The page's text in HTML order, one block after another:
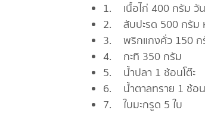
1. เนื้อไก่ 400 กรัม วัน
2. สับปะรด 500 กรัม
3. พริกแกงคั่ว 150 กรั
4. กะทิ 350 กรัม
5. น้ำปลา 1 ช้อนโต๊ะ
6. น้ำตาลทราย 1 ช้อนโ
7. ใบมะกรูด 5 ใบ